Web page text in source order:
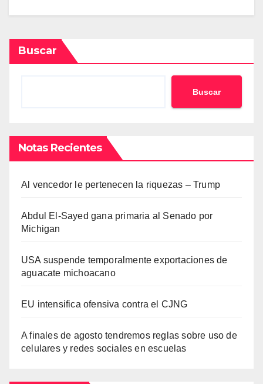
Buscar
Buscar
Notas Recientes
Al vencedor le pertenecen la riquezas – Trump
Abdul El-Sayed gana primaria al Senado por
Michigan
USA suspende temporalmente exportaciones de
aguacate michoacano
EU intensifica ofensiva contra el CJNG
A finales de agosto tendremos reglas sobre uso de
celulares y redes sociales en escuelas